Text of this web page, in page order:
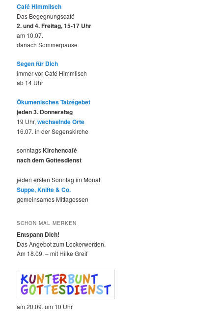
Café Himmlisch
Das Begegnungscafé
2. und 4. Freitag, 15-17 Uhr
am 10.07.
danach Sommerpause
Segen für Dich
immer vor Café Himmlisch
ab 14 Uhr
Ökumenisches Taizégebet
jeden 3. Donnerstag
19 Uhr,wechselnde Orte
16.07. in der Segenskirche
sonntagsKirchencafé
nach dem Gottesdienst
jeden ersten Sonntag im Monat
Suppe, Knifte & Co.
gemeinsames Mittagessen
SCHON MAL MERKEN
Entspann Dich!
Das Angebot zum Lockerwerden.
Am 18.09. – mit Hilke Greif
am 20.09. um 10 Uhr